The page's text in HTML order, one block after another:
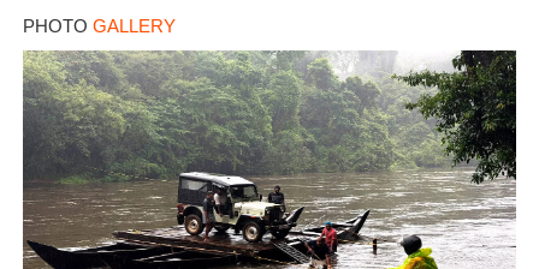
PHOTO GALLERY